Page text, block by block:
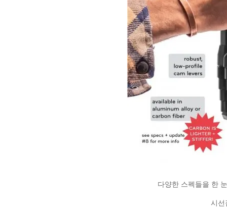
다양한 스펙들을 한
시선